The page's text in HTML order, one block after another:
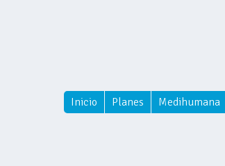
Inicio Planes Medihumana